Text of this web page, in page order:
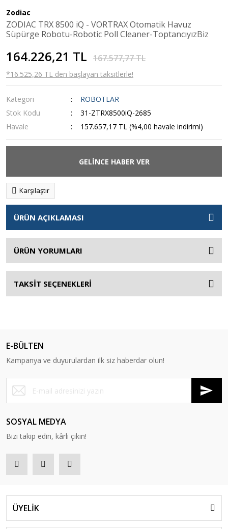
Zodiac
ZODIAC TRX 8500 iQ - VORTRAX Otomatik Havuz
Süpürge Robotu-Robotic Poll Cleaner-ToptancıyızBiz
164.226,21 TL 167.577,77 TL
*16.525,26 TL den başlayan taksitlerle!
Kategori
ROBOTLAR
Stok Kodu
31-ZTRX8500iQ-2685
Havale
157.657,17 TL (%4,00 havale indirimi)
GELİNCE HABER VER
Karşılaştır
ÜRÜN AÇIKLAMASI
ÜRÜN YORUMLARI
TAKSİT SEÇENEKLERİ
E-BÜLTEN
Kampanya ve duyurulardan ilk siz haberdar olun!
SOSYAL MEDYA
Bizi takip edin, kârlı çıkın!
ÜYELİK